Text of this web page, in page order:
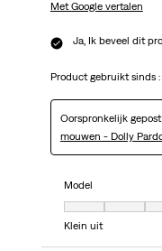
Met Google vertalen
Ja, Ik beveel dit
Product gebruikt sinds :
Oorspronkelijk
mouwen - Dolly
Model
Model, 4 van 7,
Klein uit